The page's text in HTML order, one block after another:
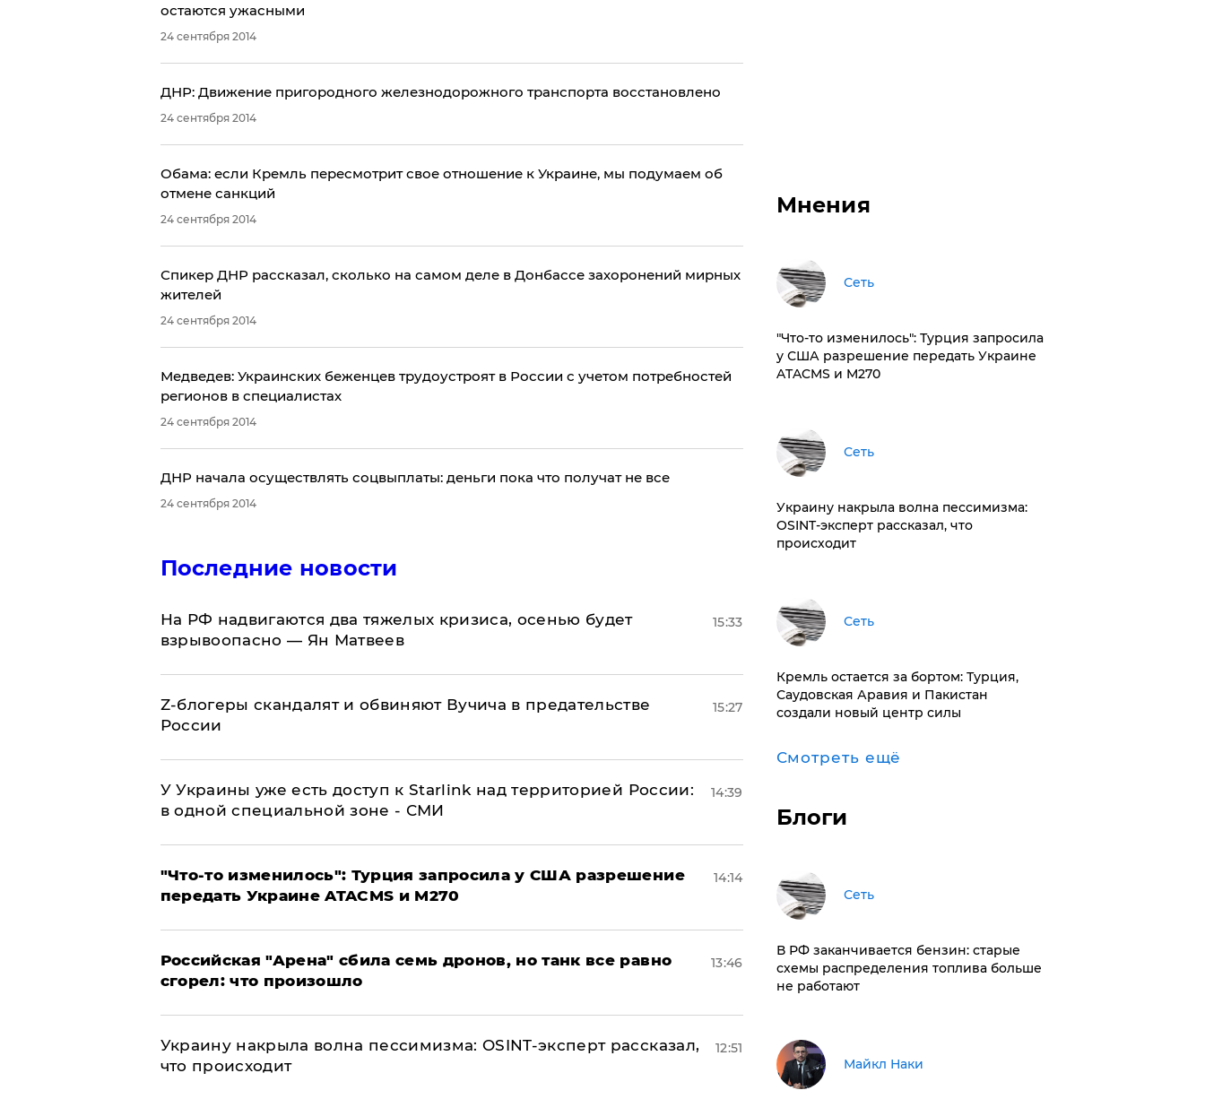
остаются ужасными
24 сентября 2014
ДНР: Движение пригородного железнодорожного транспорта восстановлено
24 сентября 2014
Обама: если Кремль пересмотрит свое отношение к Украине, мы подумаем об
отмене санкций
24 сентября 2014
Спикер ДНР рассказал, сколько на самом деле в Донбассе захоронений мирных
жителей
24 сентября 2014
Медведев: Украинских беженцев трудоустроят в России с учетом потребностей
регионов в специалистах
24 сентября 2014
ДНР начала осуществлять соцвыплаты: деньги пока что получат не все
24 сентября 2014
Последние новости
На РФ надвигаются два тяжелых кризиса, осенью будет
взрывоопасно — Ян Матвеев
15:33
Z-блогеры скандалят и обвиняют Вучича в предательстве
России
15:27
У Украины уже есть доступ к Starlink над территорией России:
в одной специальной зоне - СМИ
14:39
​"Что-то изменилось": Турция запросила у США разрешение
передать Украине ATACMS и M270
14:14
​Российская "Арена" сбила семь дронов, но танк все равно
сгорел: что произошло
13:46
​Украину накрыла волна пессимизма: OSINT-эксперт рассказал,
что происходит
12:51
Мнения
Сеть
​"Что-то изменилось": Турция запросила
у США разрешение передать Украине
ATACMS и M270
Сеть
​Украину накрыла волна пессимизма:
OSINT-эксперт рассказал, что
происходит
Сеть
​Кремль остается за бортом: Турция,
Саудовская Аравия и Пакистан
создали новый центр силы
Смотреть ещё
Блоги
Сеть
​В РФ заканчивается бензин: старые
схемы распределения топлива больше
не работают
Майкл Наки